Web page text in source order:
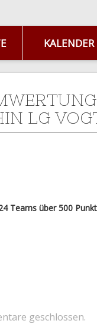
KALENDER
LG
Teams über 500
geschlossen.